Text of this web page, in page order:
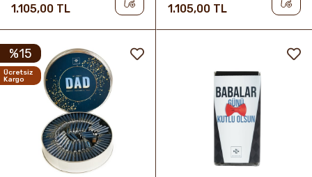
1.105,00 TL 1.105,00 TL
%15
Ücretsiz
Kargo